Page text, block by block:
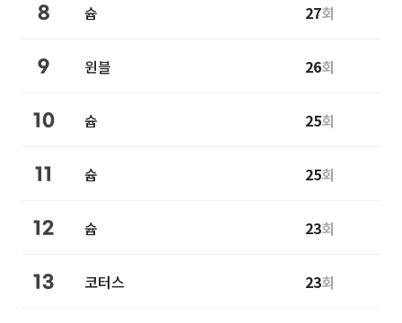
8 슙 27회
9 윈블 26회
10 슙 25회
11 슙 25회
12 슙 23회
13 코터스 23회